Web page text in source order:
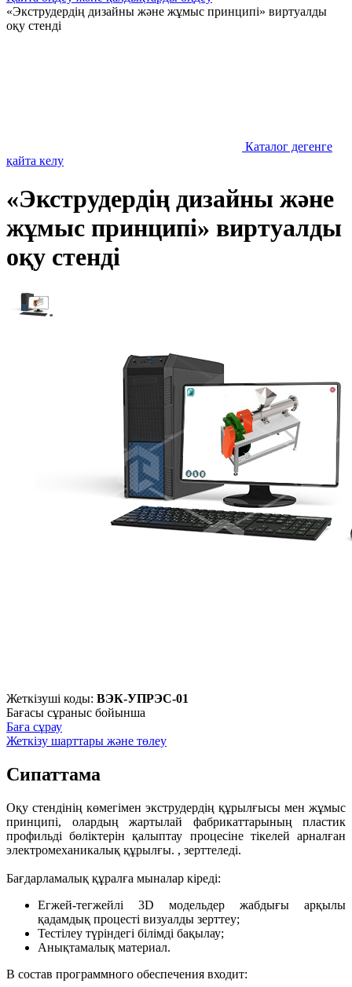
«Экструдердің дизайны және жұмыс принципі» виртуалды
оқу стенді
Каталог дегенге
қайта келу
«Экструдердің дизайны және
жұмыс принципі» виртуалды
оқу стенді
Жеткізуші коды: ВЭК-УПРЭС-01
Бағасы сұраныс бойынша
Баға сұрау
Жеткізу шарттары және төлеу
Сипаттама
Оқу стендінің көмегімен экструдердің құрылғысы мен жұмыс
принципі, олардың жартылай фабрикаттарының пластик
профильді бөліктерін қалыптау процесіне тікелей арналған
электромеханикалық құрылғы. , зерттеледі.
Бағдарламалық құралға мыналар кіреді:
Егжей-тегжейлі 3D модельдер жабдығы арқылы
қадамдық процесті визуалды зерттеу;
Тестілеу түріндегі білімді бақылау;
Анықтамалық материал.
В состав программного обеспечения входит: